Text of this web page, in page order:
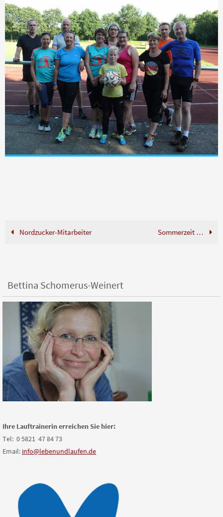
Nordzucker-Mitarbeiter Sommerzeit …
Bettina Schomerus-Weinert
Ihre Lauftrainerin erreichen Sie hier:
Tel: 0 5821 47 84 73
Email: info@lebenundlaufen.de